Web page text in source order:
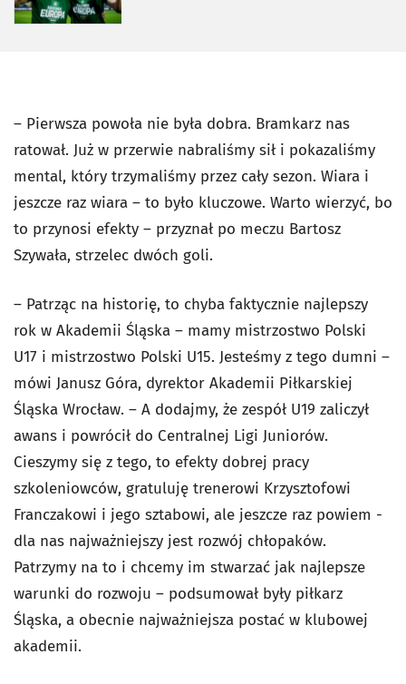
– Pierwsza powoła nie była dobra. Bramkarz nas
ratował. Już w przerwie nabraliśmy sił i pokazaliśmy
mental, który trzymaliśmy przez cały sezon. Wiara i
jeszcze raz wiara – to było kluczowe. Warto wierzyć, bo
to przynosi efekty – przyznał po meczu Bartosz
Szywała, strzelec dwóch goli.
– Patrząc na historię, to chyba faktycznie najlepszy
rok w Akademii Śląska – mamy mistrzostwo Polski
U17 i mistrzostwo Polski U15. Jesteśmy z tego dumni –
mówi Janusz Góra, dyrektor Akademii Piłkarskiej
Śląska Wrocław. – A dodajmy, że zespół U19 zaliczył
awans i powrócił do Centralnej Ligi Juniorów.
Cieszymy się z tego, to efekty dobrej pracy
szkoleniowców, gratuluję trenerowi Krzysztofowi
Franczakowi i jego sztabowi, ale jeszcze raz powiem -
dla nas najważniejszy jest rozwój chłopaków.
Patrzymy na to i chcemy im stwarzać jak najlepsze
warunki do rozwoju – podsumował były piłkarz
Śląska, a obecnie najważniejsza postać w klubowej
akademii.